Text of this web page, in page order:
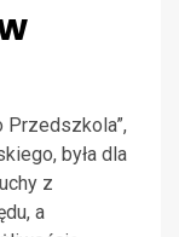
Przedszkola”,
była dla
z
a